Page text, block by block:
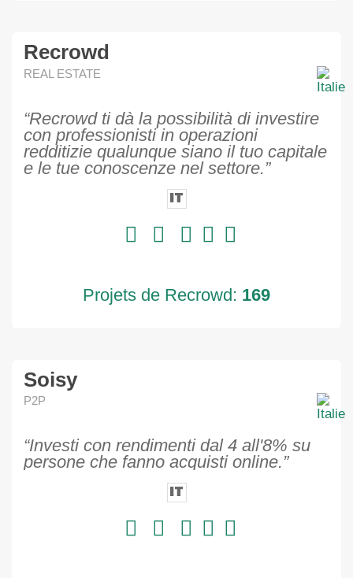
Recrowd
REAL ESTATE
“Recrowd ti dà la possibilità di investire
con professionisti in operazioni
redditizie qualunque siano il tuo capitale
e le tue conoscenze nel settore.”
IT
Projets de Recrowd: 169
Soisy
P2P
“Investi con rendimenti dal 4 all'8% su
persone che fanno acquisti online.”
IT